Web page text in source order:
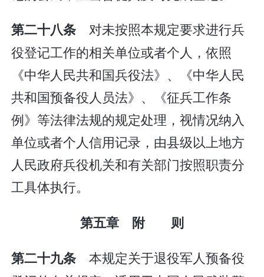
第二十八条对未按照本规定要求进行兵
役登记工作的相关单位或者个人，依照
《中华人民共和国兵役法》、《中华人民
共和国预备役人员法》、《征兵工作条
例》等法律法规的规定处理，视情况纳入
单位或者个人信用记录，由县级以上地方
人民政府兵役机关和有关部门按照职责分
工具体执行。
第五章 附 则
第二十九条 本规定关于退役军人预备役